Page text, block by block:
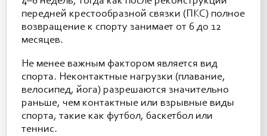
передней крестообразной связки (ПКС) полное
возвращение к спорту занимает от 6 до 12
месяцев.
Не менее важным фактором является вид
спорта. Неконтактные нагрузки (плавание,
велосипед, йога) разрешаются значительно
раньше, чем контактные или взрывные виды
спорта, такие как футбол, баскетбол или
теннис.